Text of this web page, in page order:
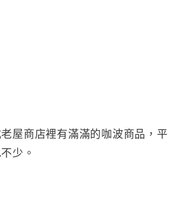
屋商店裡有滿滿的咖波商品，平
少。